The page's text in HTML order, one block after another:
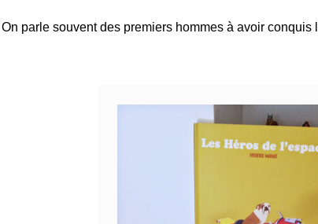
On parle souvent des premiers hommes à avoir